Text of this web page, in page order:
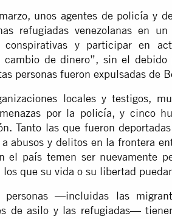
unos agentes de policía y
refugiadas venezolanas en
conspirativas y participar en
cambio de dinero”, sin el debido
personas fueron expulsadas de
locales y testigos,
por la policía, y cinco
Tanto las que fueron
a abusos y delitos en la frontera
el país temen ser nuevamente
los que su vida o su libertad
personas —incluidas las
de asilo y las refugiadas—